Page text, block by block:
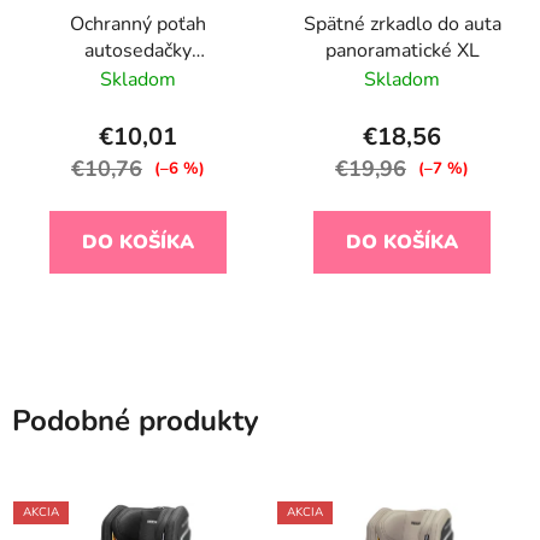
Ochranný poťah
autosedačky
antitermálne Sand
Skladom
€10,01
€10,76 (–6 %)
DO KOŠÍKA
Spätné zrkadlo do auta
panoramatické XL
Skladom
€18,56
€19,96 (–7 %)
DO KOŠÍKA
Podobné produkty
AKCIA AKCIA